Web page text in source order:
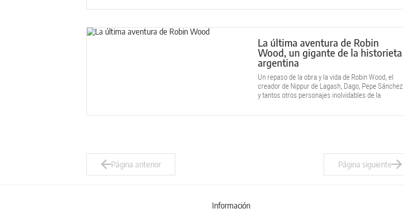
La última aventura de Robin
Wood, un gigante de la historieta
argentina
Un repaso de la obra y la vida de Robin Wood, el
creador de Nippur de Lagash, Dago, Pepe Sánchez
y tantos otros personajes inolvidables de la
Página anterior Página siguiente
Información